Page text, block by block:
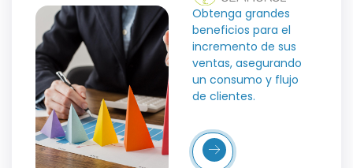
Obtenga grandes
beneficios para el
incremento de sus
ventas, asegurando
un consumo y flujo
de clientes.
Más
Detalles